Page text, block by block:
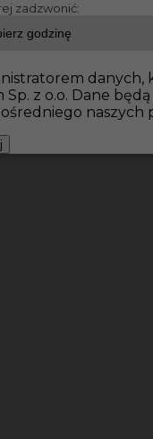
Prace budowlane
zadzwonić:
danych,
Sp. z o.o. Dane
naszych